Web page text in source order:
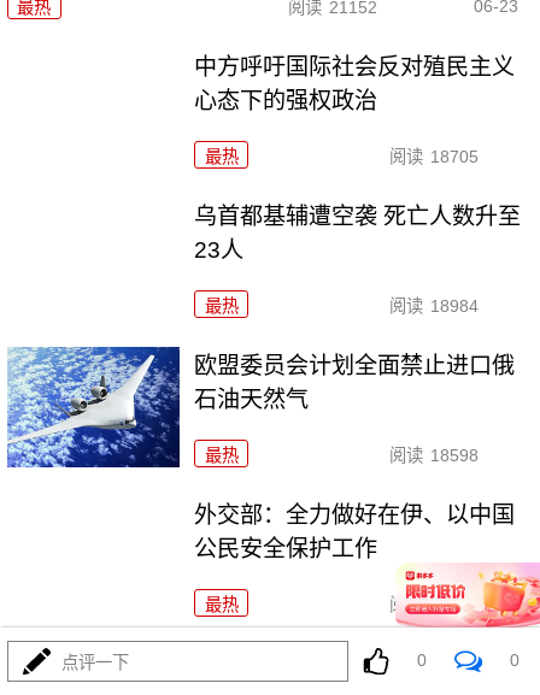
最热 阅读 21152 06-23
中方呼吁国际社会反对殖民主义
心态下的强权政治
最热 阅读 18705
乌首都基辅遭空袭 死亡人数升至
23人
最热 阅读 18984
欧盟委员会计划全面禁止进口俄
石油天然气
最热 阅读 18598
外交部：全力做好在伊、以中国
公民安全保护工作
最热 阅读 19113
俄乌再次换俘
点评一下 0 0